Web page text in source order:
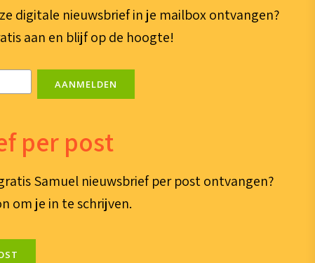
digitale nieuwsbrief in je mailbox ontvangen?
aan en blijf op de hoogte!
AANMELDEN
per post
Samuel nieuwsbrief per post ontvangen?
om je in te schrijven.